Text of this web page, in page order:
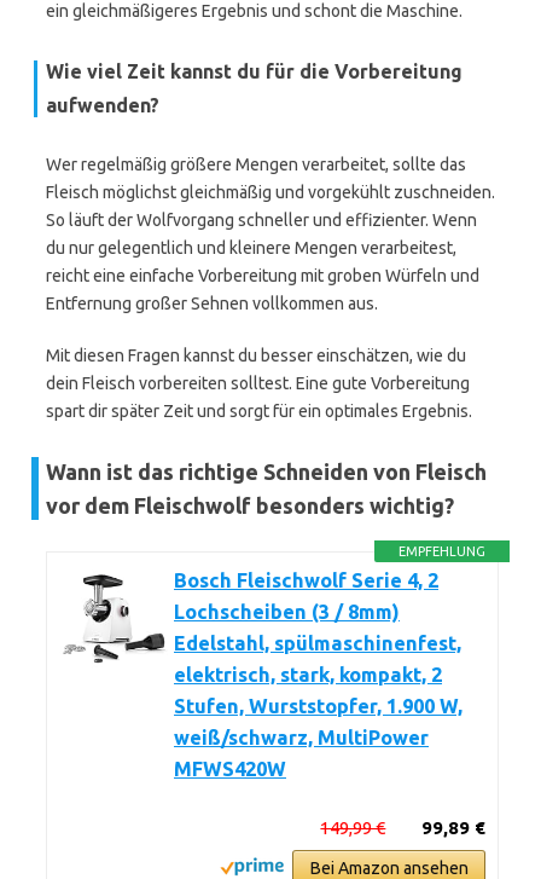
ein gleichmäßigeres Ergebnis und schont die Maschine.
Wie viel Zeit kannst du für die Vorbereitung
aufwenden?
Wer regelmäßig größere Mengen verarbeitet, sollte das
Fleisch möglichst gleichmäßig und vorgekühlt zuschneiden.
So läuft der Wolfvorgang schneller und effizienter. Wenn
du nur gelegentlich und kleinere Mengen verarbeitest,
reicht eine einfache Vorbereitung mit groben Würfeln und
Entfernung großer Sehnen vollkommen aus.
Mit diesen Fragen kannst du besser einschätzen, wie du
dein Fleisch vorbereiten solltest. Eine gute Vorbereitung
spart dir später Zeit und sorgt für ein optimales Ergebnis.
Wann ist das richtige Schneiden von Fleisch
vor dem Fleischwolf besonders wichtig?
EMPFEHLUNG
Bosch Fleischwolf Serie 4, 2
Lochscheiben (3 / 8mm)
Edelstahl, spülmaschinenfest,
elektrisch, stark, kompakt, 2
Stufen, Wurststopfer, 1.900 W,
weiß/schwarz, MultiPower
MFWS420W
99,89 €
149,99 €
Bei Amazon ansehen